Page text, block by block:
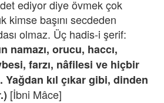
ediyor diye övmek çok
kimse başını secdeden
olmaz. Üç hadis-i şerif:
namazı, orucu, haccı,
farzı, nâfilesi ve hiçbir
kıl çıkar gibi, dinden
[İbni Mâce]